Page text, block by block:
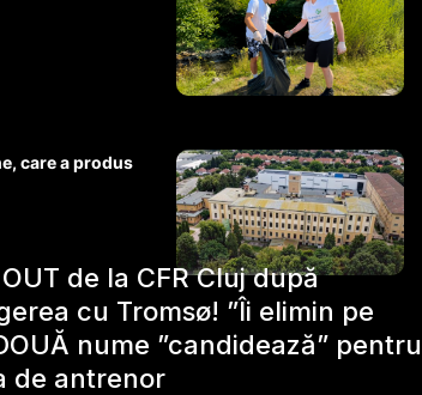
care a produs
de la CFR Cluj după
cu Tromsø! ”Îi elimin pe
nume ”candidează” pentru
de antrenor